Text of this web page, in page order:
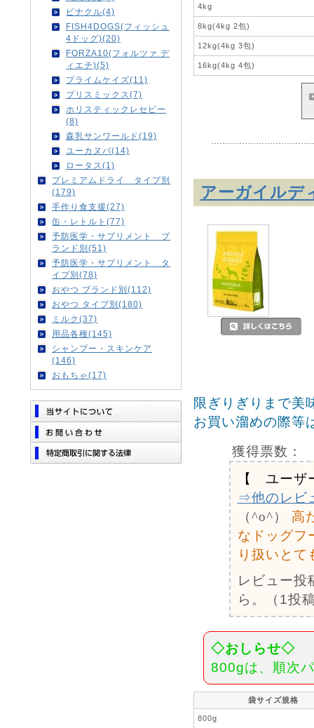
ピナクル(4)
FISH4DOGS(フィッシュ
4ドッグ)(20)
FORZA10(フォルツァ デ
ィエチ)(5)
プライムケイズ(11)
ブリスミックス(7)
ホリスティックレセピー
(8)
森乳サンワールド(19)
ユーカヌバ(14)
ロータス(1)
プレミアムドライ タイプ別
(179)
手作り食支援(27)
缶・レトルト(77)
予防医学・サプリメント ブ
ランド別(51)
予防医学・サプリメント タ
イプ別(78)
おやつ ブランド別(112)
おやつ タイプ別(180)
ミルク(37)
用品各種(145)
シャンプー・スキンケア
(146)
おもちゃ(17)
4kg
8kg(4kg 2包)
12kg(4kg 3包)
16kg(4kg 4包)
アーガイル
限ぎりぎりまで美
お買い溜めの際等
獲得票数：
【 ユーザ
⇒他のレビ
（^o^）
高
なドッグフ
り扱いとて
レビュー投
ら。（1投
◇おしらせ◇
800gは、順次
袋サイズ規格
800g